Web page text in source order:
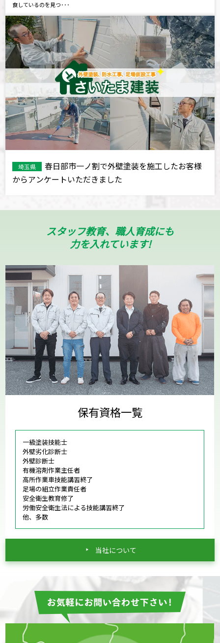
食しているのを見つ･･･
埼玉県
春日部市一ノ割で外壁塗装を施工したお客様
からアンケートいただきました
スタッフ教育、職人育成にも
力を入れています!
保有資格一覧
一級塗装技能士
外壁劣化診断士
外壁診断士
有機溶剤作業主任者
高所作業車技能講習終了
足場の組立作業責任者
安全衛生教育修了
労働安全衛生法による技能講習終了
他、多数
当社について